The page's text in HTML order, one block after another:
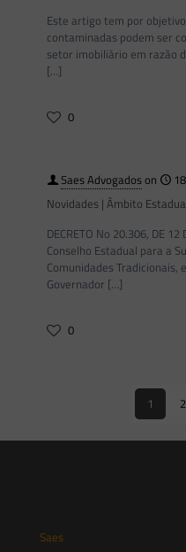
Este artigo tem por
contaminadas podem ser
setor imobiliário em razão
[…]
0
Saes Advogadoson
Novidades | Âmbito
DECRETO No 20.306, DE
Conselho Estadual para a
Comunidades Tradicionais,
Governador […]
0
1 2
Saes